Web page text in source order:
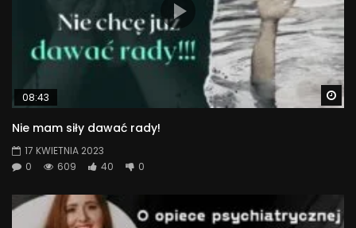
08:43
Nie mam siły dawać rady!
17 KWIETNIA 2023
0
609 40 0